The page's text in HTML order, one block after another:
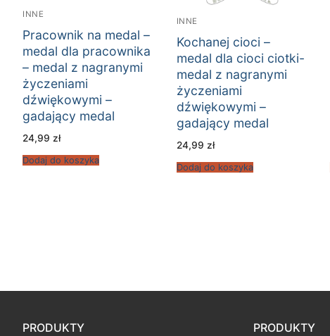
INNE
Pracownik na medal –
medal dla pracownika
– medal z nagranymi
życzeniami
dźwiękowymi –
gadający medal
24,99 zł
Dodaj do koszyka
INNE
Kochanej cioci –
medal dla cioci ciotki-
medal z nagranymi
życzeniami
dźwiękowymi –
gadający medal
24,99 zł
Dodaj do koszyka
PRODUKTY PRODUKTY